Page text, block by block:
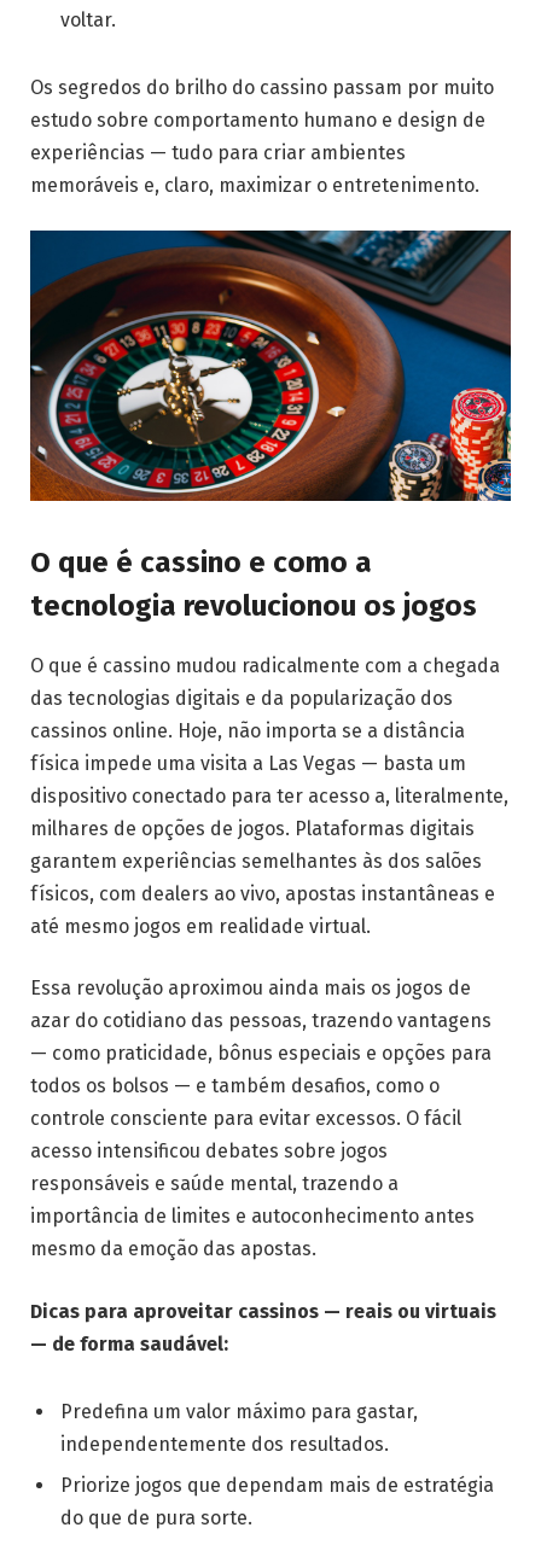
voltar.
Os segredos do brilho do cassino passam por muito
estudo sobre comportamento humano e design de
experiências — tudo para criar ambientes
memoráveis e, claro, maximizar o entretenimento.
O que é cassino e como a
tecnologia revolucionou os jogos
O que é cassino mudou radicalmente com a chegada
das tecnologias digitais e da popularização dos
cassinos online. Hoje, não importa se a distância
física impede uma visita a Las Vegas — basta um
dispositivo conectado para ter acesso a, literalmente,
milhares de opções de jogos. Plataformas digitais
garantem experiências semelhantes às dos salões
físicos, com dealers ao vivo, apostas instantâneas e
até mesmo jogos em realidade virtual.
Essa revolução aproximou ainda mais os jogos de
azar do cotidiano das pessoas, trazendo vantagens
— como praticidade, bônus especiais e opções para
todos os bolsos — e também desafios, como o
controle consciente para evitar excessos. O fácil
acesso intensificou debates sobre jogos
responsáveis e saúde mental, trazendo a
importância de limites e autoconhecimento antes
mesmo da emoção das apostas.
Dicas para aproveitar cassinos — reais ou virtuais
— de forma saudável:
Predefina um valor máximo para gastar,
independentemente dos resultados.
Priorize jogos que dependam mais de estratégia
do que de pura sorte.